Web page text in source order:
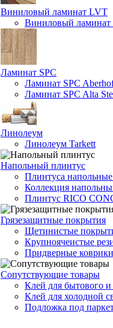
Виниловый ламинат LVT
Виниловый ламинат
Ламинат SPC
Ламинат SPC
Ламинат SPC Alta
Линолеум
Линолеум Tarkett
Напольный плинтус
Плинтуса
Коллекция
Плинтус RICO
Грязезащитные покрытия
Щетинистые
Крупноячеистые
Придверные коврики
Сопутствующие товары
Клей для бытового
Клей для холодной
Подложка под